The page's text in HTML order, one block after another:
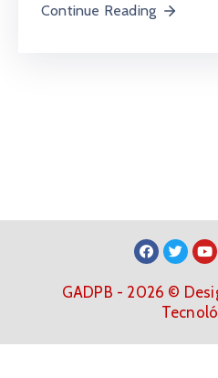
Continue Reading
GADPB - 2026 ©